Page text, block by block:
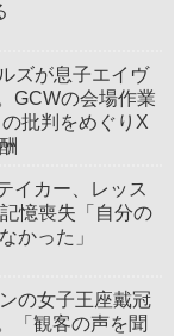
ズが息子エイヴ
GCWの会場作業
批判をめぐりX
イカー、レッス
憶喪失「自分の
かった」
の女子王座戴冠
「観客の声を聞